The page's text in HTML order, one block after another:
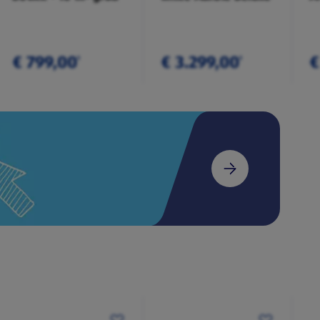
€ 799,00¹ € 3.299,00¹